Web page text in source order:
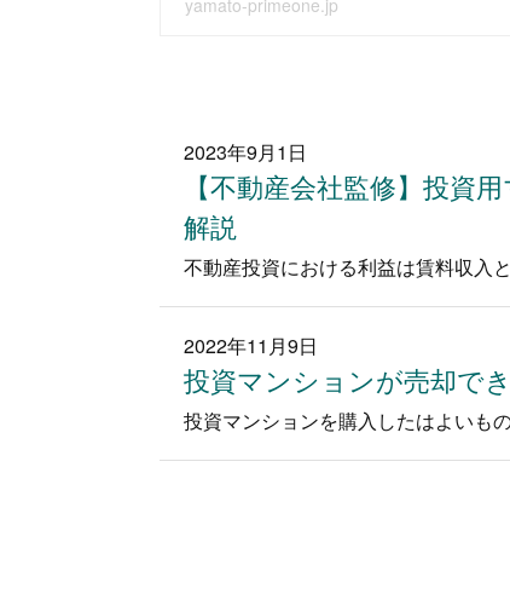
yamato-primeone.jp
2023年9月1日
【不動産会社監修】投資
解説
2022年11月9日
投資マンションが売却で